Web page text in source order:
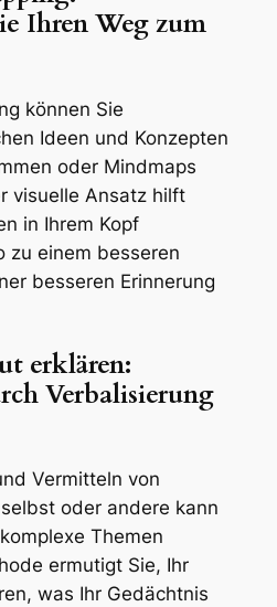
Ihren Weg zum
können Sie
Ideen und Konzepten
oder Mindmaps
visuelle Ansatz hilft
in Ihrem Kopf
zu einem besseren
besseren Erinnerung
erklären:
Verbalisierung
Vermitteln von
oder andere kann
Themen
ermutigt Sie, Ihr
was Ihr Gedächtnis